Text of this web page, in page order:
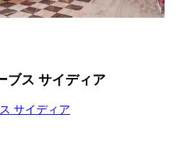
ブス サイディア
サイディア